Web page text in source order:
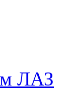
ЛАЗ